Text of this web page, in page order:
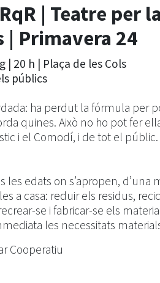
| Teatre per
| Primavera 24
| 20 h | Plaça de les Cols
públics
ha perdut la fórmula per
quines. Això no ho pot fer
i el Comodí, i de tot el
les edats on s’apropen, d’una
a casa: reduir els residus,
se i fabricar-se els
les necessitats
Cooperatiu